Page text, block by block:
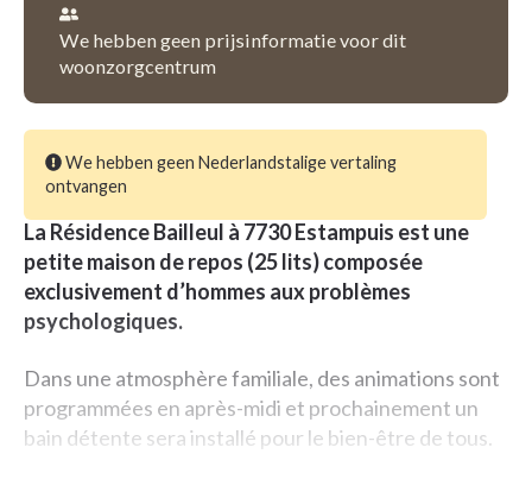
We hebben geen prijsinformatie voor dit
woonzorgcentrum
We hebben geen Nederlandstalige vertaling
ontvangen
La Résidence Bailleul à 7730 Estampuis est une
petite maison de repos (25 lits) composée
exclusivement d’hommes aux problèmes
psychologiques.
Dans une atmosphère familiale, des animations sont
programmées en après-midi et prochainement un
bain détente sera installé pour le bien-être de tous.